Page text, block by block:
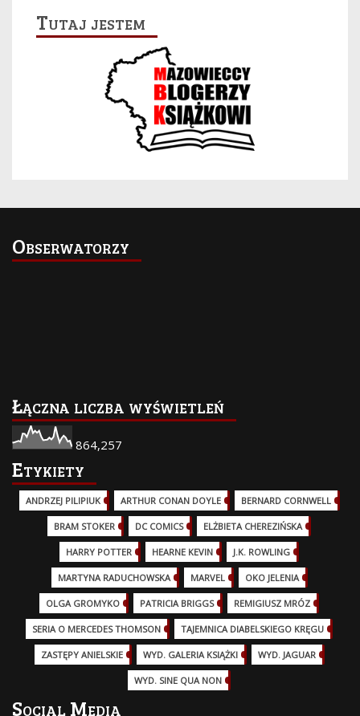
Tutaj jestem
Obserwatorzy
Łączna liczba wyświetleń
864,257
Etykiety
ANDRZEJ PILIPIUK (29)ARTHUR CONAN DOYLE BERNARD CORNWELL
BRAM STOKER DC COMICS (17)ELŻBIETA CHEREZIŃSKA
HARRY POTTER (13)HEARNE KEVIN J.K. ROWLING
MARTYNA RADUCHOWSKA MARVEL (32)OKO JELENIA
OLGA GROMYKO PATRICIA BRIGGS (12)REMIGIUSZ MRÓZ
SERIA O MERCEDES THOMSON (11)TAJEMNICA DIABELSKIEGO KRĘGU
ZASTĘPY ANIELSKIE WYD. GALERIA KSIĄŻKI WYD. JAGUAR
WYD. SINE QUA NON
Social Media